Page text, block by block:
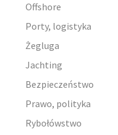
Offshore
Porty, logistyka
Żegluga
Jachting
Bezpieczeństwo
Prawo, polityka
Rybołówstwo